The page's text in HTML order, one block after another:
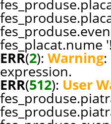
fes_placat.nume
ERR(2): Warning
expression.
ERR(512): User